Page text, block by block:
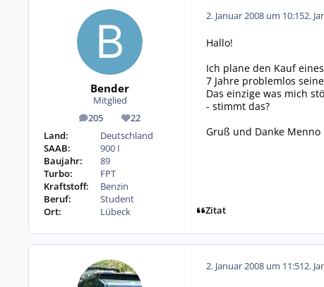
Bender
Mitglied
205
Beiträge 22
Reputation
Land:
Deutschland
SAAB:
900 I
Baujahr:
89
Turbo:
FPT
Kraftstoff:
Benzin
Beruf:
Student
Ort:
Lübeck
2. Januar 2008 um 10:152.
Hallo!
Ich plane den Kauf
7 Jahre problemlos
Das einzige was mich
- stimmt das?
Gruß und Danke Menno
Zitat
2. Januar 2008 um 11:512.